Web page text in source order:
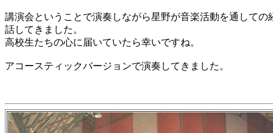
講演会ということで演奏しながら星野が音楽活動を通しての
話してきました。
高校生たちの心に届いていたら幸いですね。
アコースティックバージョンで演奏してきました。